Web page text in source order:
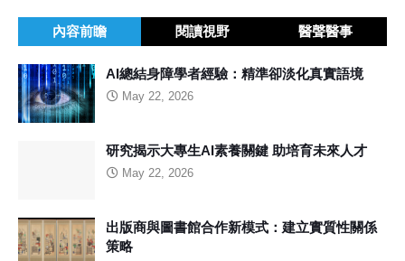
內容前瞻 閱讀視野 醫聲醫事
AI總結身障學者經驗：精準卻淡化真實語境
May 22, 2026
研究揭示大專生AI素養關鍵 助培育未來人才
May 22, 2026
出版商與圖書館合作新模式：建立實質性關係
策略